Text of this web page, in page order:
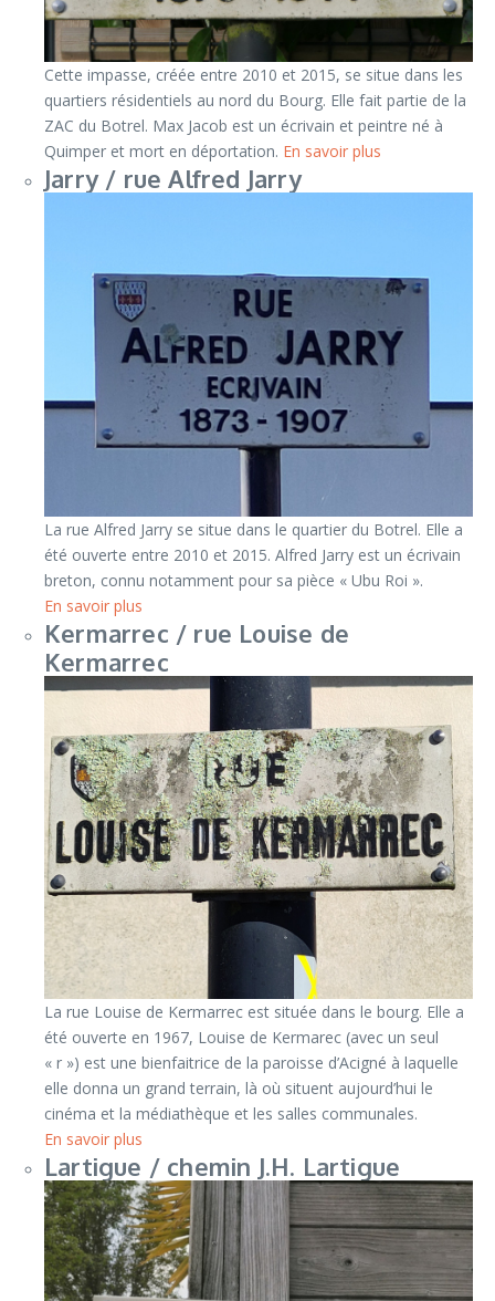
Cette impasse, créée entre 2010 et 2015, se situe dans les
quartiers résidentiels au nord du Bourg. Elle fait partie de la
ZAC du Botrel. Max Jacob est un écrivain et peintre né à
Quimper et mort en déportation. En savoir plus
Jarry / rue Alfred Jarry
La rue Alfred Jarry se situe dans le quartier du Botrel. Elle a
été ouverte entre 2010 et 2015. Alfred Jarry est un écrivain
breton, connu notamment pour sa pièce « Ubu Roi ».
En savoir plus
Kermarrec / rue Louise de
Kermarrec
La rue Louise de Kermarrec est située dans le bourg. Elle a
été ouverte en 1967, Louise de Kermarec (avec un seul
« r ») est une bienfaitrice de la paroisse d’Acigné à laquelle
elle donna un grand terrain, là où situent aujourd’hui le
cinéma et la médiathèque et les salles communales.
En savoir plus
Lartigue / chemin J.H. Lartigue